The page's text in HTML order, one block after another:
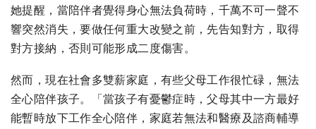
她提醒，當陪伴者覺得身心無法負荷時，千萬不可一聲不
響突然消失，要做任何重大改變之前，先告知對方，取得
對方接納，否則可能形成二度傷害。
然而，現在社會多雙薪家庭，有些父母工作很忙碌，無法
全心陪伴孩子。「當孩子有憂鬱症時，父母其中一方最好
能暫時放下工作全心陪伴，家庭若無法和醫療及諮商輔導